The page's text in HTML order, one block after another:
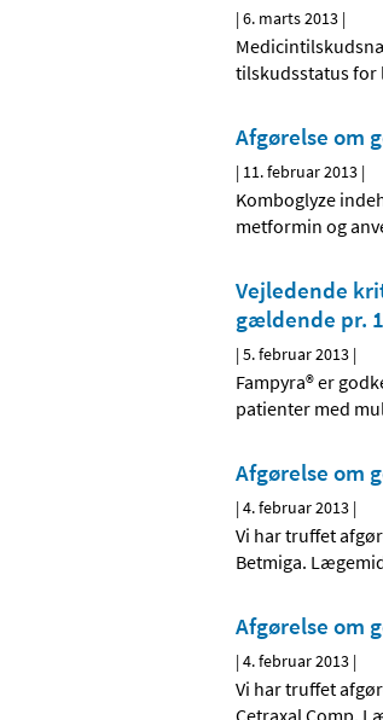
|6. marts 2013 |
tilskudsstatus for
Afgørelse om
| 11. februar 2013 |
Komboglyze
metformin og
Vejledende
gældende pr.
|5. februar 2013 |
Fampyra® er
patienter med
Afgørelse om
|4. februar 2013 |
Vi har truffet
Betmiga.
Afgørelse om
|4. februar 2013 |
Vi har truffet